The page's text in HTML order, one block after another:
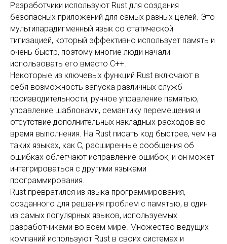
Разработчики используют Rust для создания
безопасных приложений для самых разных целей. Это
мультипарадигменный язык со статической
типизацией, который эффективно использует память и
очень быстр, поэтому многие люди начали
использовать его вместо C++.
Некоторые из ключевых функций Rust включают в
себя возможность запуска различных служб
производительности, ручное управление памятью,
управление шаблонами, семантику перемещения и
отсутствие дополнительных накладных расходов во
время выполнения. На Rust писать код быстрее, чем на
таких языках, как C, расширенные сообщения об
ошибках облегчают исправление ошибок, и он может
интегрироваться с другими языками
программирования.
Rust превратился из языка программирования,
созданного для решения проблем с памятью, в один
из самых популярных языков, используемых
разработчиками во всем мире. Множество ведущих
компаний используют Rust в своих системах и